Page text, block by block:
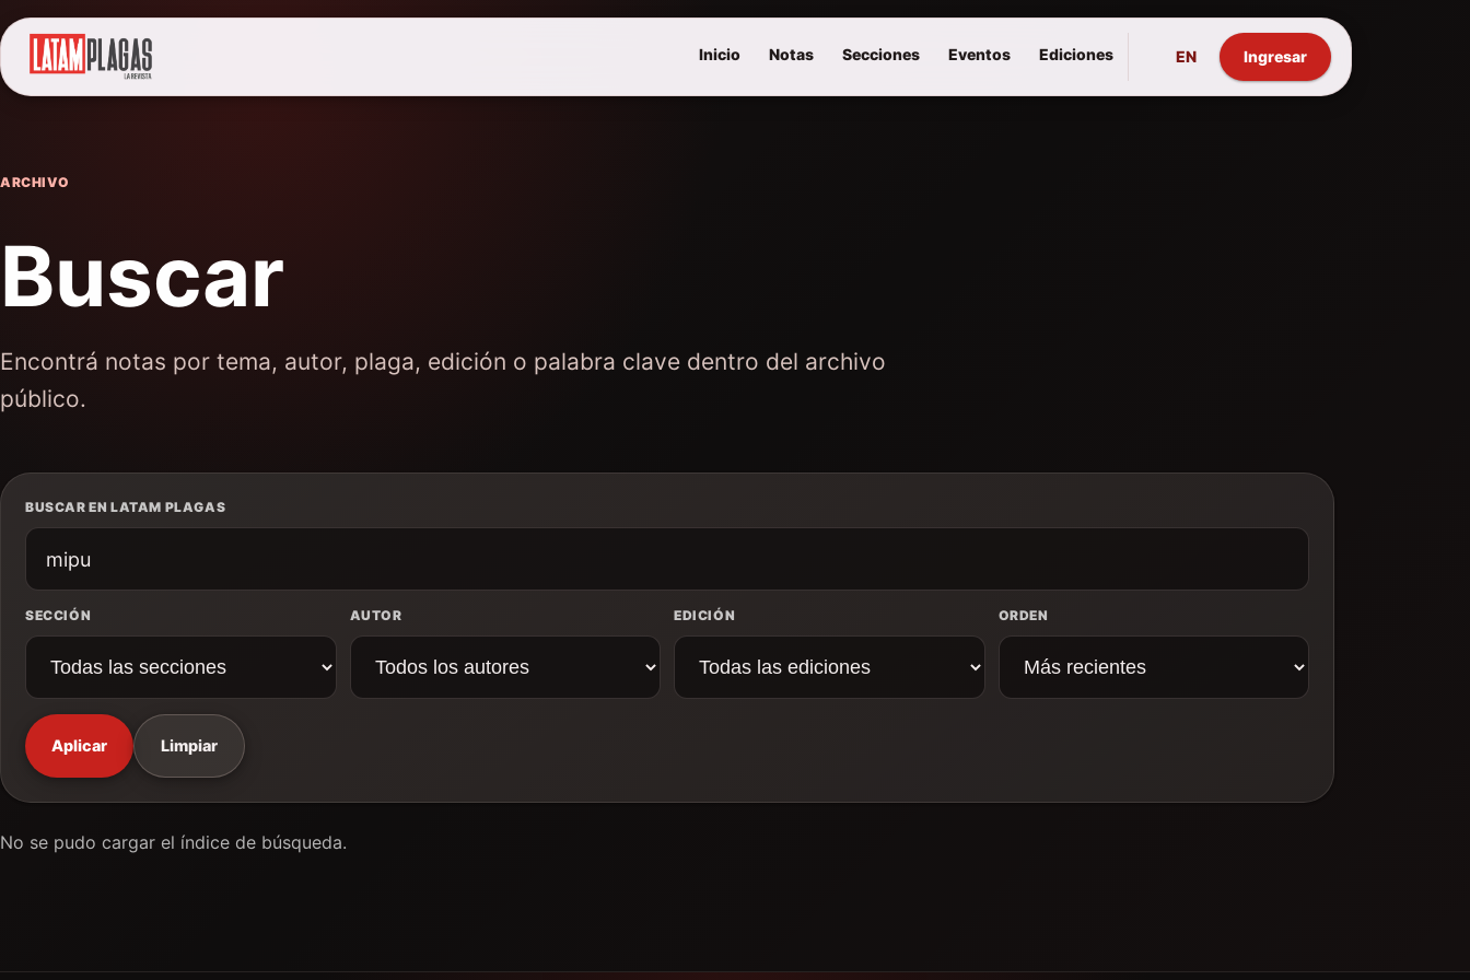
Inicio Notas Secciones Eventos Ediciones EN Ingresar
ARCHIVO
Buscar
Encontrá notas por tema, autor, plaga, edición o palabra clave dentro del archivo
público.
BUSCAR EN LATAM PLAGAS
SECCIÓN AUTOR EDICIÓN ORDEN
Aplicar Limpiar
No se pudo cargar el índice de búsqueda.